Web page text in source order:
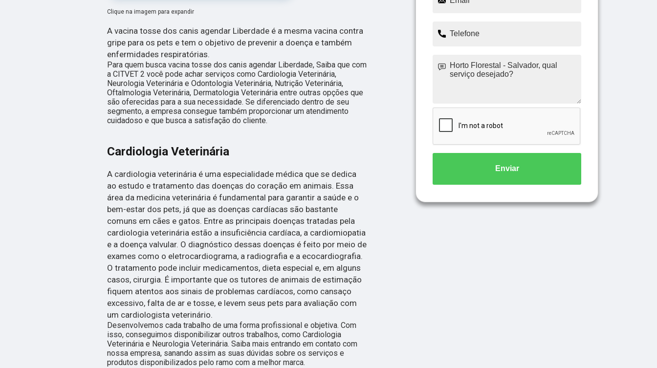
Clique na imagem para expandir
A vacina tosse dos canis agendar Liberdade é a mesma vacina contra
gripe para os pets e tem o objetivo de prevenir a doença e também
enfermidades respiratórias.
Para quem busca vacina tosse dos canis agendar Liberdade, Saiba que com
a CITVET 2 você pode achar serviços como Cardiologia Veterinária,
Neurologia Veterinária e Odontologia Veterinária, Nutrição Veterinária,
Oftalmologia Veterinária, Dermatologia Veterinária entre outras opções que
são oferecidas para a sua necessidade. Se diferenciado dentro de seu
segmento, a empresa consegue também proporcionar um atendimento
cuidadoso e que busca a satisfação do cliente.
Cardiologia Veterinária
A cardiologia veterinária é uma especialidade médica que se dedica
ao estudo e tratamento das doenças do coração em animais. Essa
área da medicina veterinária é fundamental para garantir a saúde e o
bem-estar dos pets, já que as doenças cardíacas são bastante
comuns em cães e gatos. Entre as principais doenças tratadas pela
cardiologia veterinária estão a insuficiência cardíaca, a cardiomiopatia
e a doença valvular. O diagnóstico dessas doenças é feito por meio de
exames como o eletrocardiograma, a radiografia e a ecocardiografia.
O tratamento pode incluir medicamentos, dieta especial e, em alguns
casos, cirurgia. É importante que os tutores de animais de estimação
fiquem atentos aos sinais de problemas cardíacos, como cansaço
excessivo, falta de ar e tosse, e levem seus pets para avaliação com
um cardiologista veterinário.
Desenvolvemos cada trabalho de uma forma profissional e objetiva. Com
isso, conseguimos disponibilizar outros trabalhos, como Cardiologia
Veterinária e Neurologia Veterinária. Saiba mais entrando em contato com
nossa empresa, sanando assim as suas dúvidas sobre os serviços e
produtos disponibilizados pelo ramo com a melhor marca.
Enviar